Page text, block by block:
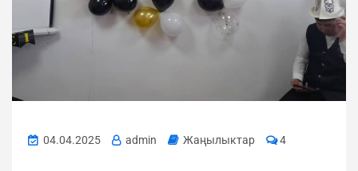
04.04.2025 admin Жаңылыктар 4